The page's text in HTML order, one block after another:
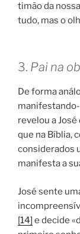
timão da
tudo, mas o
3. Pai na
De forma
revelou a
que na Bíblia,
considerados
manifesta a
José sente
[14] e decide